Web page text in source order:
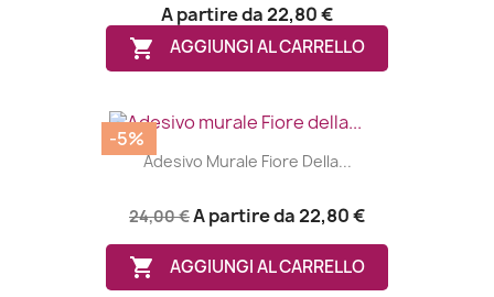
A partire da22,80 €
 AGGIUNGI AL CARRELLO
Adesivo Murale Fiore Della...
24,00 €A partire da22,80 €
 AGGIUNGI AL CARRELLO
-5%